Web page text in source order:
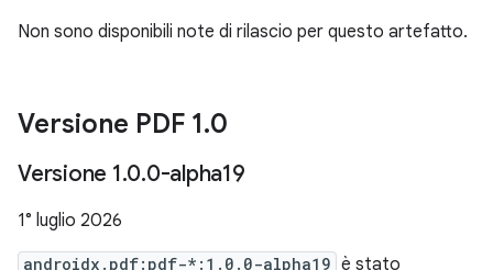
Non sono disponibili note di rilascio per questo artefatto.
Versione PDF 1.0
Versione 1.0.0-alpha19
1° luglio 2026
androidx.pdf:pdf-*:1.0.0-alpha19 è stato